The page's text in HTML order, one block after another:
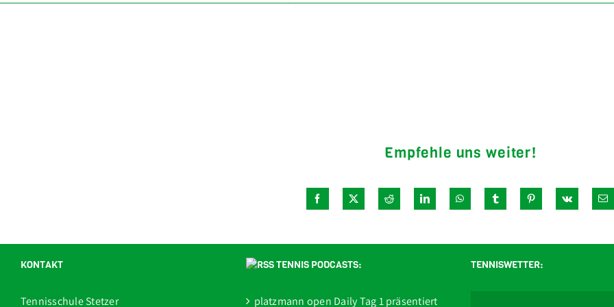
Empfehle uns weiter!
KONTAKT
Tennisschule Stetzer
TENNIS PODCASTS:
platzmann open Daily Tag 1 präsentiert
TENNISWETTER: